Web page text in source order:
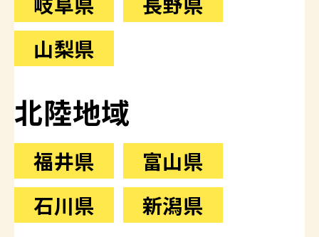
山梨県
北陸地域
福井県
富山県
石川県
新潟県